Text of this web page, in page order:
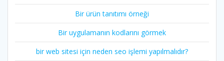
Bir ürün tanıtımı örneği
Bir uygulamanın kodlarını görmek
bir web sitesi için neden seo işlemi yapılmalıdır?